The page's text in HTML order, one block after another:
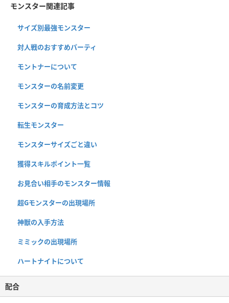
モンスター関連記事
サイズ別最強モンスター
対人戦のおすすめパーティ
モントナーについて
モンスターの名前変更
モンスターの育成方法とコツ
転生モンスター
モンスターサイズごと違い
獲得スキルポイント一覧
お見合い相手のモンスター情報
超Gモンスターの出現場所
神獣の入手方法
ミミックの出現場所
ハートナイトについて
配合